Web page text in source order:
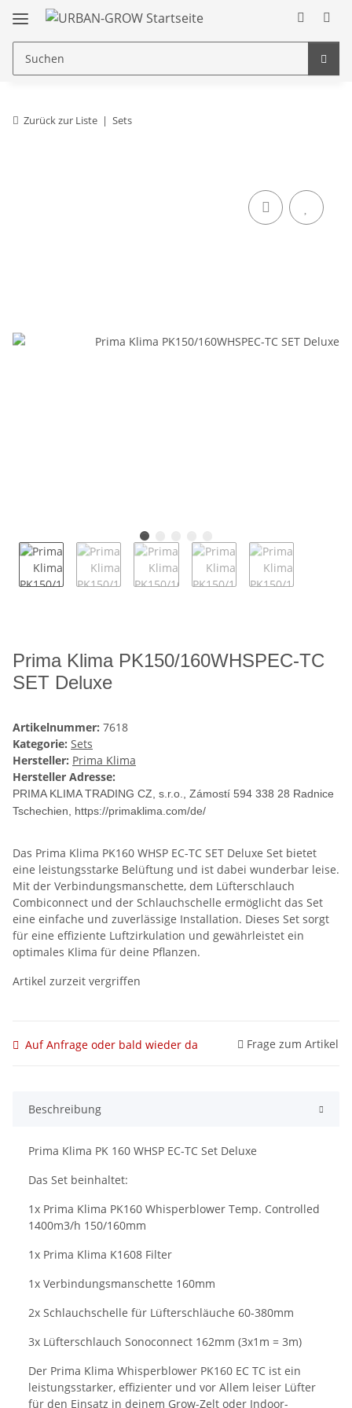
Zurück zur Liste Sets
Prima Klima PK150/160WHSPEC-TC
SET Deluxe
Artikelnummer: 7618
Kategorie: Sets
Hersteller: Prima Klima
Hersteller Adresse:
PRIMA KLIMA TRADING CZ, s.r.o., Zámostí 594 338 28 Radnice
Tschechien, https://primaklima.com/de/
Das Prima Klima PK160 WHSP EC-TC SET Deluxe Set bietet
eine leistungsstarke Belüftung und ist dabei wunderbar leise.
Mit der Verbindungsmanschette, dem Lüfterschlauch
Combiconnect und der Schlauchschelle ermöglicht das Set
eine einfache und zuverlässige Installation. Dieses Set sorgt
für eine effiziente Luftzirkulation und gewährleistet ein
optimales Klima für deine Pflanzen.
Artikel zurzeit vergriffen
Auf Anfrage oder bald wieder da Frage zum Artikel
Beschreibung
Prima Klima PK 160 WHSP EC-TC Set Deluxe
Das Set beinhaltet:
1x Prima Klima PK160 Whisperblower Temp. Controlled
1400m3/h 150/160mm
1x Prima Klima K1608 Filter
1x Verbindungsmanschette 160mm
2x Schlauchschelle für Lüfterschläuche 60-380mm
3x Lüfterschlauch Sonoconnect 162mm (3x1m = 3m)
Der Prima Klima Whisperblower PK160 EC TC ist ein
leistungsstarker, effizienter und vor Allem leiser Lüfter
für den Einsatz in deinem Grow-Zelt oder Indoor-